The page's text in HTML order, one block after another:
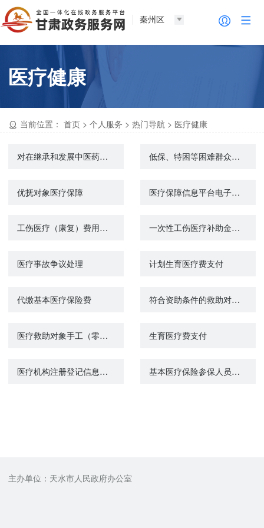
秦州区
医疗健康
当前位置：首页 >个人服务 >热门导航 > 医疗健康
对在继承和发展中医药事业、中医医疗工作等中做出显著贡献的单位和个人奖励表彰（增加） 低保、特困等困难群众医疗救助
优抚对象医疗保障 医疗保障信息平台电子凭证
工伤医疗（康复）费用申报 一次性工伤医疗补助金申请
医疗事故争议处理 计划生育医疗费支付
代缴基本医疗保险费 符合资助条件的救助对象参加城乡居民基本医疗保险个人缴费补贴
医疗救助对象手工（零星）报销 生育医疗费支付
医疗机构注册登记信息查询 基本医疗保险参保人员享受门诊慢特病病种待遇认定
主办单位：天水市人民政府办公室